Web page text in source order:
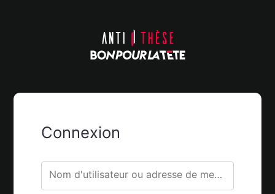
Connexion
Nom d'utilisateur ou adresse de messagerie.